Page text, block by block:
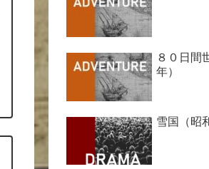
８０日間
年）
雪国（昭